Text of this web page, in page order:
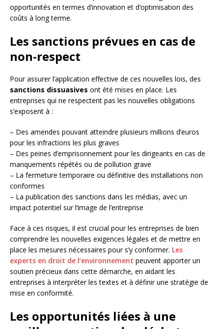
opportunités en termes d’innovation et d’optimisation des
coûts à long terme.
Les sanctions prévues en cas de
non-respect
Pour assurer l’application effective de ces nouvelles lois, des
sanctions dissuasives ont été mises en place. Les
entreprises qui ne respectent pas les nouvelles obligations
s’exposent à :
– Des amendes pouvant atteindre plusieurs millions d’euros
pour les infractions les plus graves
– Des peines d’emprisonnement pour les dirigeants en cas de
manquements répétés ou de pollution grave
– La fermeture temporaire ou définitive des installations non
conformes
– La publication des sanctions dans les médias, avec un
impact potentiel sur l’image de l’entreprise
Face à ces risques, il est crucial pour les entreprises de bien
comprendre les nouvelles exigences légales et de mettre en
place les mesures nécessaires pour s’y conformer. Les
experts en droit de l’environnement peuvent apporter un
soutien précieux dans cette démarche, en aidant les
entreprises à interpréter les textes et à définir une stratégie de
mise en conformité.
Les opportunités liées à une